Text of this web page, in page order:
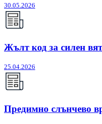
30.05.2026
Жълт код за силен
25.04.2026
Предимно слънчево